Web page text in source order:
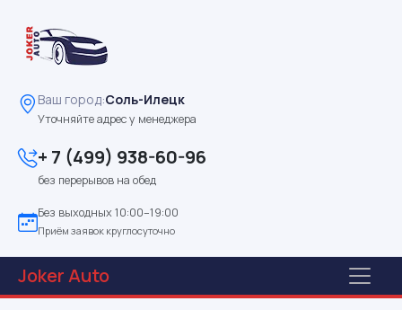
Ваш город:Соль-Илецк
Уточняйте адрес у менеджера
+ 7 (499) 938-60-96
без перерывов на обед
Без выходных 10:00–19:00
Приём заявок круглосуточно
JokerAuto